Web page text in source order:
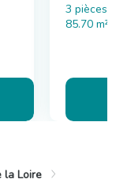
3 pièces , 2
85.70 m²
la Loire